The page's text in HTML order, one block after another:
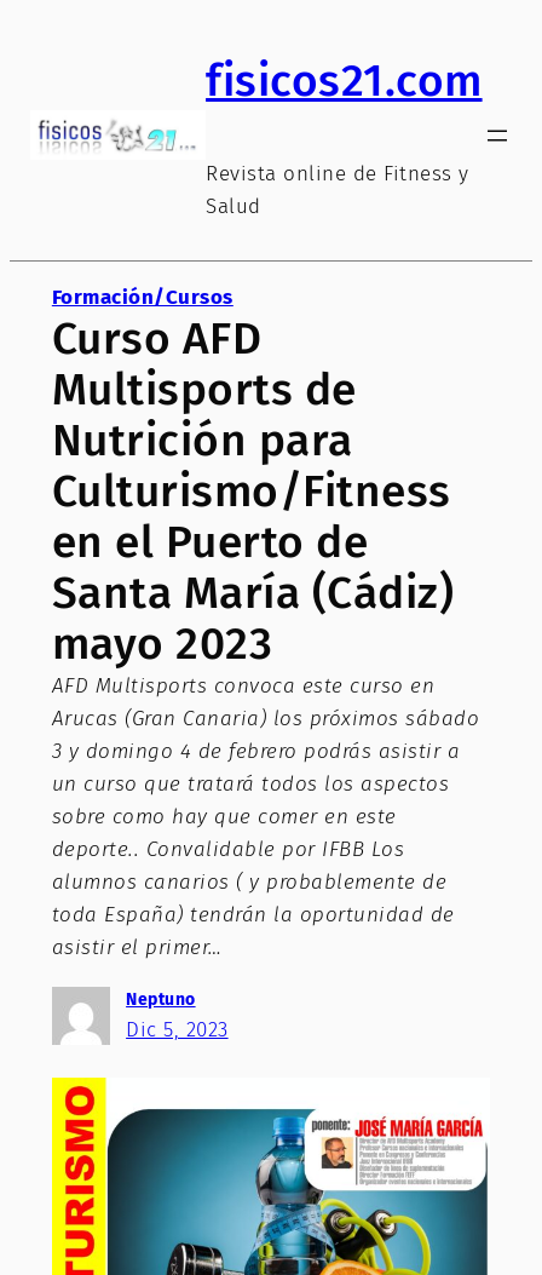
fisicos21.com
Revista online de Fitness y
Salud
Formación/Cursos
Curso AFD
Multisports de
Nutrición para
Culturismo/Fitness
en el Puerto de
Santa María (Cádiz)
mayo 2023
AFD Multisports convoca este curso en
Arucas (Gran Canaria) los próximos sábado
3 y domingo 4 de febrero podrás asistir a
un curso que tratará todos los aspectos
sobre como hay que comer en este
deporte.. Convalidable por IFBB Los
alumnos canarios ( y probablemente de
toda España) tendrán la oportunidad de
asistir el primer…
Neptuno
Dic 5, 2023